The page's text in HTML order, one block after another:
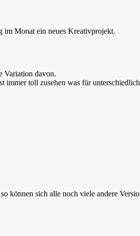
im Monat ein neues Kreativprojekt.
Variation davon.
toll zusehen was für
können sich alle noch viele andere